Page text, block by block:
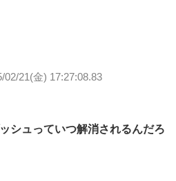
02/21(金) 17:27:08.83
シュっていつ解消されるんだろ